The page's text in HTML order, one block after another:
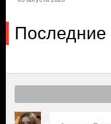
Последние